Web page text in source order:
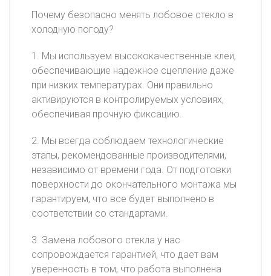
Почему безопасно менять лобовое стекло в
холодную погоду?
1. Мы используем высококачественные клеи,
обеспечивающие надежное сцепление даже
при низких температурах. Они правильно
активируются в контролируемых условиях,
обеспечивая прочную фиксацию.
2. Мы всегда соблюдаем технологические
этапы, рекомендованные производителями,
независимо от времени года. От подготовки
поверхности до окончательного монтажа мы
гарантируем, что все будет выполнено в
соответствии со стандартами.
3. Замена лобового стекла у нас
сопровождается гарантией, что дает вам
уверенность в том, что работа выполнена